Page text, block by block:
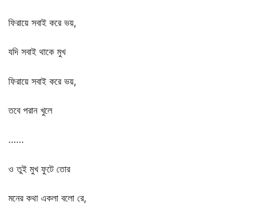
ফিরায়ে সবাই করে ভয়,
যদি সবাই থাকে মুখ
ফিরায়ে সবাই করে ভয়,
তবে পরান খুলে
……
ও তুই মুখ ফুটে তোর
মনের কথা একলা বলো রে,